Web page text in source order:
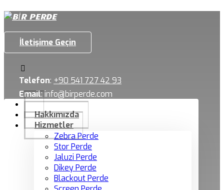
İletişime Geçin
Telefon: +90 541 727 42 93
Email:info@birperde.com
Hakkımızda
Hizmetler
Zebra Perde
Stor Perde
Jaluzi Perde
Dikey Perde
Blackout Perde